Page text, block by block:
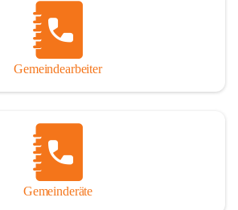
Gemeindearbeiter
Gemeinderäte